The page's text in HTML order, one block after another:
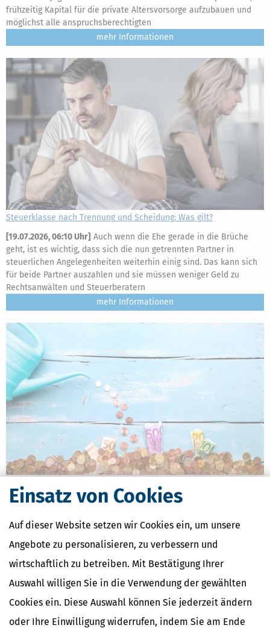
Einsatz von Cookies
Auf dieser Website setzen wir Cookies ein, um unsere
Angebote zu personalisieren, zu verbessern und
wirtschaftlich zu betreiben. Mit Bestätigung Ihrer
Auswahl willigen Sie in die Verwendung der gewählten
Cookies ein. Diese Auswahl können Sie jederzeit ändern
oder Ihre Einwilligung widerrufen, indem Sie am Ende
frühzeitig Kapital für die private Altersvorsorge aufzubauen und
möglichst alle anspruchsberechtigten
mehr
Steuerklasse nach Trennung und Scheidung: Was gilt?
[19.07.2026, 06:10 Uhr] Auch wenn die Ehe gerade in die Brüche
geht, ist es wichtig, dass sich die nun getrennten Partner in
steuerlichen Angelegenheiten weiterhin einig sind. Das kann sich
für beide Partner auszahlen und sie müssen weniger Geld zu
Rechtsanwälten und Steuerberatern
mehr
Tante und Paten wissen
entdecken das Junior-Depot als Möglichkeit, frühzeitig für die
finanzielle Zukunft eines Kindes vorzusorgen. Doch was steckt
steuerlichen Vorteile gibt
mehr